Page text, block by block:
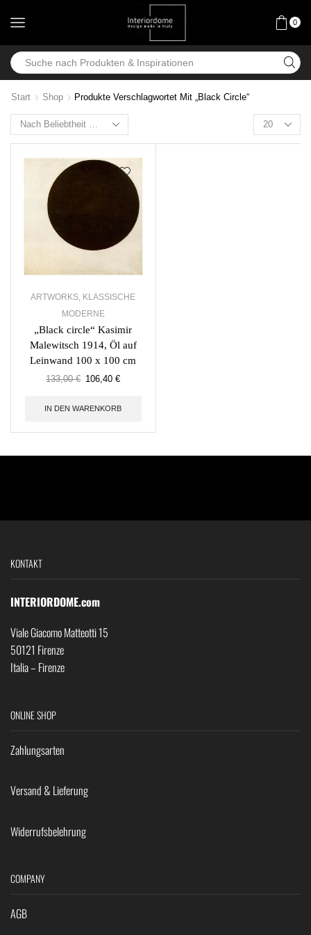
0
Start Shop Produkte Verschlagwortet Mit „Black Circle“
ARTWORKS, KLASSISCHE
MODERNE
„Black circle“ Kasimir
Malewitsch 1914, Öl auf
Leinwand 100 x 100 cm
133,00€ 106,40€
IN DEN WARENKORB
KONTAKT
INTERIORDOME.com
Viale Giacomo Matteotti 15
50121 Firenze
Italia – Firenze
ONLINE SHOP
Zahlungsarten
Versand & Lieferung
Widerrufsbelehrung
COMPANY
AGB